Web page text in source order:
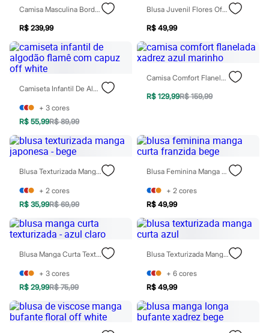
Rasteirinhas
Tênis
Diversão
Marcas
Baby Club
Fifteen
Miss Fifteen
Palomino
Moda íntima
Calcinhas
Cuecas
Meias
Pijamas
Moda praia
Biquínis e Maiôs
Sungas
Personagens
Disney
Hello Kitty
Minecraft
Naruto
Patrulha Canina
Sonic
Stitch
Beleza
Kits
Camisa Masculina Bordada 3d Flores Off White
R$ 239,99
Blusa Juvenil Flores Off White
R$ 49,99
Camiseta Infantil De Algodão Flamê Com Capuz Off White
+ 3 cores
R$ 55,99R$ 89,99
Camisa Comfort Flanelada Xadrez Azul Marinho
R$ 129,99R$ 159,99
Blusa Texturizada Manga Japonesa - Bege
+ 2 cores
R$ 35,99R$ 69,99
Blusa Feminina Manga Curta Franzida Bege
+ 2 cores
R$ 49,99
Blusa Manga Curta Texturizada - Azul Claro
+ 3 cores
R$ 29,99R$ 75,99
Blusa Texturizada Manga Curta Azul
+ 6 cores
R$ 49,99